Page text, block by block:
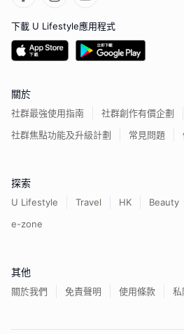
下載 U Lifestyle應用程式
關於
社群最強使用指南
社群創作有價企劃
社群焦點功能及升級計劃
常見問題
探索
U Lifestyle Travel HK Beauty
e-zone
其他
關於我們 免責聲明 使用條款 私